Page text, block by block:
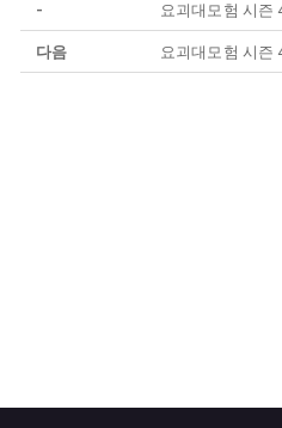
- 요괴대모험 시즌
다음 요괴대모험 시즌